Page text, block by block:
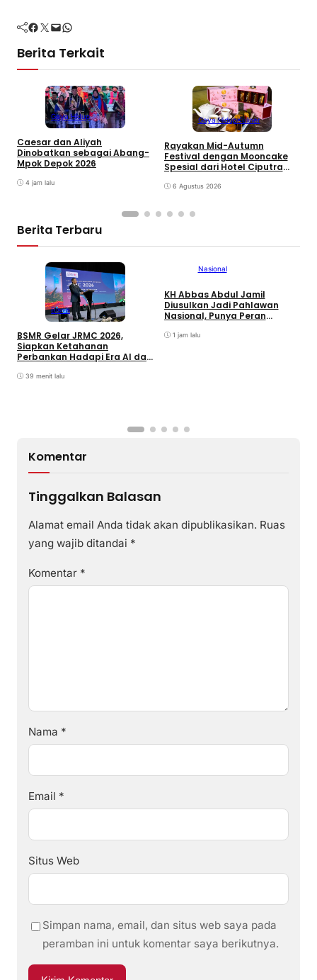
Facebook Twitter Mail WhatsApp
Berita Terkait
Gaya Hidup
Caesar dan Aliyah
Dinobatkan sebagai Abang-
Mpok Depok 2026
4 jam lalu
Gaya HidupKuliner
Rayakan Mid-Autumn
Festival dengan Mooncake
Spesial dari Hotel Ciputra
6 Agustus 2026
Berita Terbaru
Bisnis
BSMR Gelar JRMC 2026,
Siapkan Ketahanan
Perbankan Hadapi Era AI dan
39 menit lalu
Nasional
KH Abbas Abdul Jamil
Diusulkan Jadi Pahlawan
Nasional, Punya Peran
Surabaya
1 jam lalu
Komentar
Tinggalkan Balasan
Alamat email Anda tidak akan dipublikasikan. Ruas
yang wajib ditandai *
Komentar *
Nama *
Email *
Situs Web
Simpan nama, email, dan situs web saya pada
peramban ini untuk komentar saya berikutnya.